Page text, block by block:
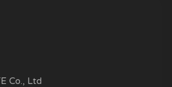
Co., Ltd